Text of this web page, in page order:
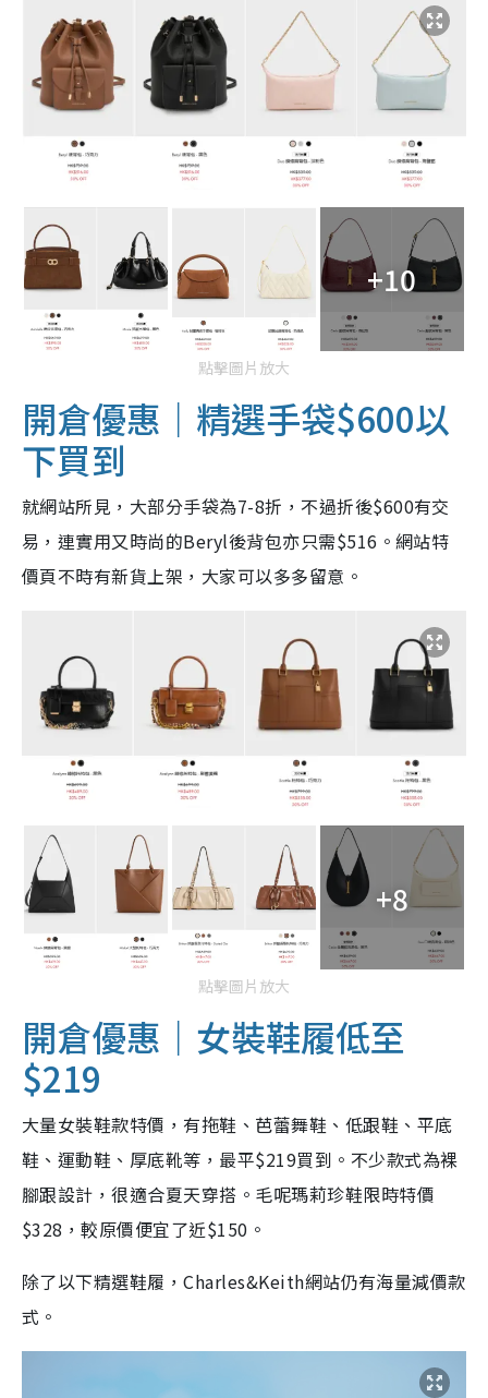
+10
點擊圖片放大
開倉優惠｜精選手袋$600以
下買到
就網站所見，大部分手袋為7-8折，不過折後$600有交
易，連實用又時尚的Beryl後背包亦只需$516。網站特
價頁不時有新貨上架，大家可以多多留意。
+8
點擊圖片放大
開倉優惠｜女裝鞋履低至
$219
大量女裝鞋款特價，有拖鞋、芭蕾舞鞋、低跟鞋、平底
鞋、運動鞋、厚底靴等，最平$219買到。不少款式為裸
腳跟設計，很適合夏天穿搭。毛呢瑪莉珍鞋限時特價
$328，較原價便宜了近$150。
除了以下精選鞋履，Charles&Keith網站仍有海量減價款
式。